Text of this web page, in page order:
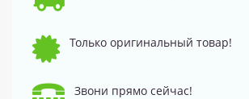
Только оригинальный товар!
Звони прямо сейчас!